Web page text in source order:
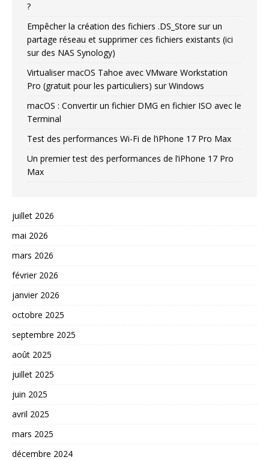
?
Empêcher la création des fichiers .DS_Store sur un
partage réseau et supprimer ces fichiers existants (ici
sur des NAS Synology)
Virtualiser macOS Tahoe avec VMware Workstation
Pro (gratuit pour les particuliers) sur Windows
macOS : Convertir un fichier DMG en fichier ISO avec le
Terminal
Test des performances Wi-Fi de l’iPhone 17 Pro Max
Un premier test des performances de l’iPhone 17 Pro
Max
juillet 2026
mai 2026
mars 2026
février 2026
janvier 2026
octobre 2025
septembre 2025
août 2025
juillet 2025
juin 2025
avril 2025
mars 2025
décembre 2024